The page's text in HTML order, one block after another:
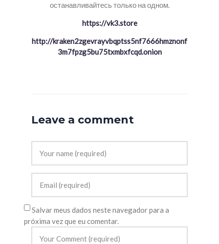
останавливайтесь только на одном.
https://vk3.store
http://kraken2zgevrayvbqptss5nf7666hmznonf
3m7fpzg5bu75txmbxfcqd.onion
Leave a comment
Salvar meus dados neste navegador para a
próxima vez que eu comentar.